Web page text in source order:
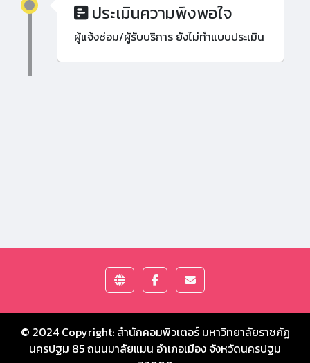
ประเมินความพึงพอใจ
ผู้แจ้งซ่อม/ผู้รับบริการ ยังไม่ทำแบบประเมิน
© 2024 Copyright: สำนักคอมพิวเตอร์ มหาวิทยาลัยราชภัฏ
นครปฐม 85 ถนนมาลัยแมน อำเภอเมือง จังหวัดนครปฐม